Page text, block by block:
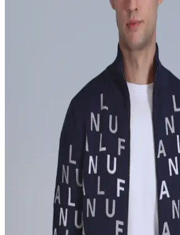
Adidas erkek parkaları, şıklık ve
ve rüzgar geçirmez özellikleriyle soğuk
sağlar, modern tasarımlarıyla tarzınızı tamamlar.
Siyah Erkek Eşofmanların Moda
Dengesini Yansıtan Güncel
Siyah erkek eşofmanlar, şıklık ve konforu bir
kombinlenir ve her mevsim kullanıma
Kışlık Erkek Sweatshirtleri: Stil
Arada Sunan Modeller
Kışlık erkek sweatshirtleri, sıcak tutan,
gardırobunuzun vazgeçilmezleri arasında.
soğuk havalarda rahat ve tarz sahibi
Erkek Esnek Kumaş
Moda Dünyasındaki Yeri